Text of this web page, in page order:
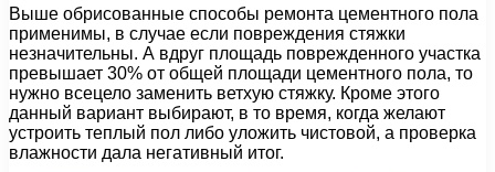
Выше обрисованные способы ремонта цементного пола
применимы, в случае если повреждения стяжки
незначительны. А вдруг площадь поврежденного участка
превышает 30% от общей площади цементного пола, то
нужно всецело заменить ветхую стяжку. Кроме этого
данный вариант выбирают, в то время, когда желают
устроить теплый пол либо уложить чистовой, а проверка
влажности дала негативный итог.